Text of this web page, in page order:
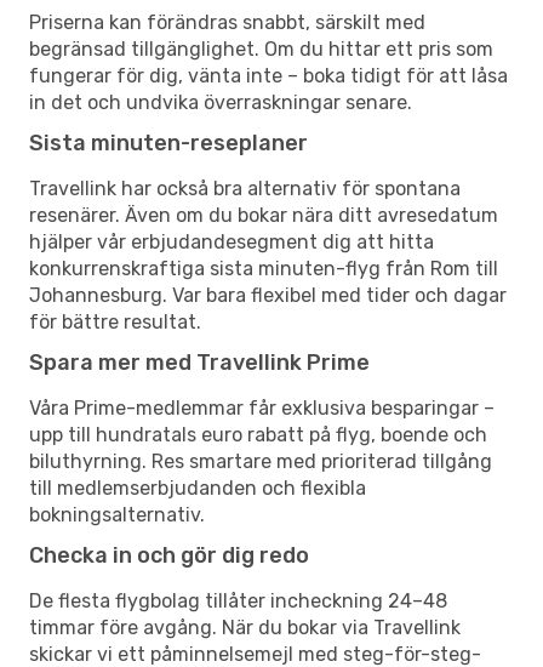
Priserna kan förändras snabbt, särskilt med
begränsad tillgänglighet. Om du hittar ett pris som
fungerar för dig, vänta inte – boka tidigt för att låsa
in det och undvika överraskningar senare.
Sista minuten-reseplaner
Travellink har också bra alternativ för spontana
resenärer. Även om du bokar nära ditt avresedatum
hjälper vår erbjudandesegment dig att hitta
konkurrenskraftiga sista minuten-flyg från Rom till
Johannesburg. Var bara flexibel med tider och dagar
för bättre resultat.
Spara mer med Travellink Prime
Våra Prime-medlemmar får exklusiva besparingar –
upp till hundratals euro rabatt på flyg, boende och
biluthyrning. Res smartare med prioriterad tillgång
till medlemserbjudanden och flexibla
bokningsalternativ.
Checka in och gör dig redo
De flesta flygbolag tillåter incheckning 24–48
timmar före avgång. När du bokar via Travellink
skickar vi ett påminnelsemejl med steg-för-steg-